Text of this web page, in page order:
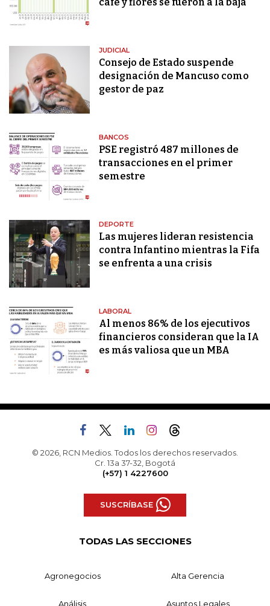
JUDICIAL
Consejo de Estado suspende
designación de Mancuso como
gestor de paz
BANCOS
PSE registró 487 millones de
transacciones en el primer
semestre
DEPORTE
Las mujeres lideran resistencia
contra Infantino mientras la Fifa
se enfrenta a una crisis
LABORAL
Al menos 86% de los ejecutivos
financieros consideran que la IA
es más valiosa que un MBA
© 2026, RCN Medios. Todos los derechos reservados.
Cr. 13a 37-32, Bogotá
(+57) 1 4227600
SUSCRÍBASE
TODAS LAS SECCIONES
Agronegocios Alta Gerencia
Análisis Asuntos Legales